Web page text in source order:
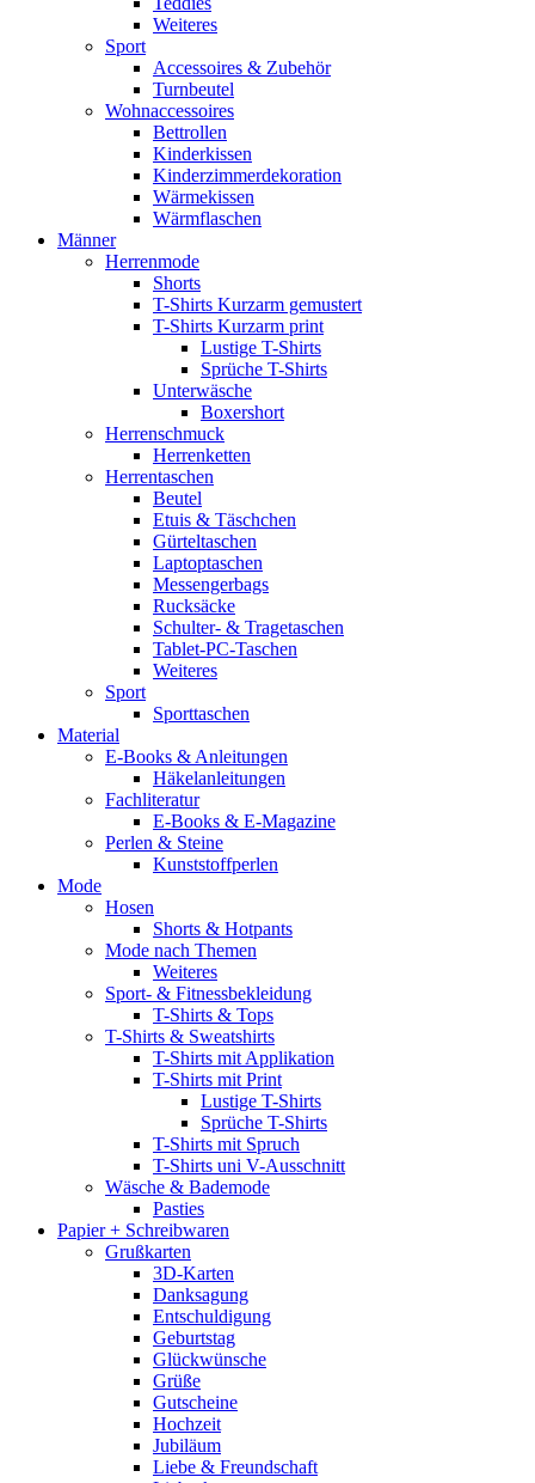
Weiteres
Sport
Accessoires & Zubehör
Turnbeutel
Wohnaccessoires
Bettrollen
Kinderkissen
Kinderzimmerdekoration
Wärmekissen
Wärmflaschen
Männer
Herrenmode
Shorts
T-Shirts Kurzarm gemustert
T-Shirts Kurzarm print
Lustige T-Shirts
Sprüche T-Shirts
Unterwäsche
Boxershort
Herrenschmuck
Herrenketten
Herrentaschen
Beutel
Etuis & Täschchen
Gürteltaschen
Laptoptaschen
Messengerbags
Rucksäcke
Schulter- & Tragetaschen
Tablet-PC-Taschen
Weiteres
Sport
Sporttaschen
Material
E-Books & Anleitungen
Häkelanleitungen
Fachliteratur
E-Books & E-Magazine
Perlen & Steine
Kunststoffperlen
Mode
Hosen
Shorts & Hotpants
Mode nach Themen
Weiteres
Sport- & Fitnessbekleidung
T-Shirts & Tops
T-Shirts & Sweatshirts
T-Shirts mit Applikation
T-Shirts mit Print
Lustige T-Shirts
Sprüche T-Shirts
T-Shirts mit Spruch
T-Shirts uni V-Ausschnitt
Wäsche & Bademode
Pasties
Papier + Schreibwaren
Grußkarten
3D-Karten
Danksagung
Entschuldigung
Geburtstag
Glückwünsche
Grüße
Gutscheine
Hochzeit
Jubiläum
Liebe & Freundschaft